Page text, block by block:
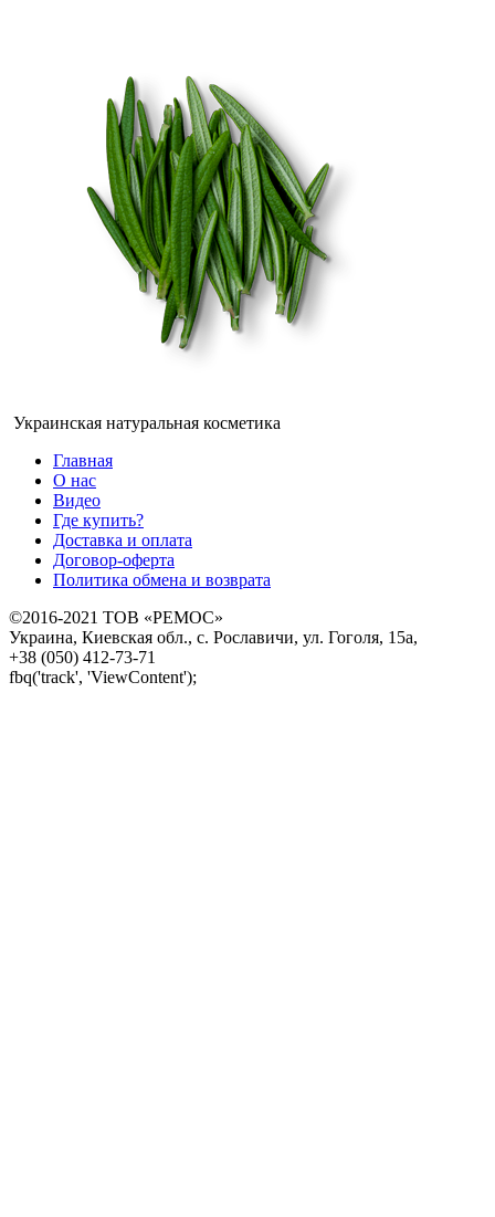
Украинская натуральная косметика
Главная
О нас
Видео
Где купить?
Доставка и оплата
Договор-оферта
Политика обмена и возврата
©2016-2021 ТОВ «РЕМОС»
Украина, Киевская обл., с. Рославичи, ул. Гоголя, 15а,
+38 (050) 412-73-71
fbq('track', 'ViewContent');